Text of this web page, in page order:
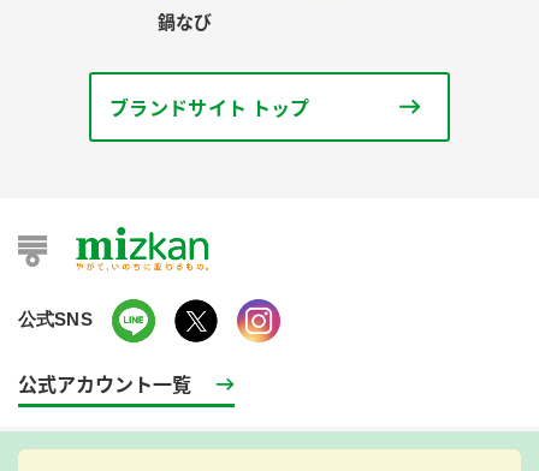
鍋なび
ブランドサイト トップ
公式SNS
公式アカウント一覧